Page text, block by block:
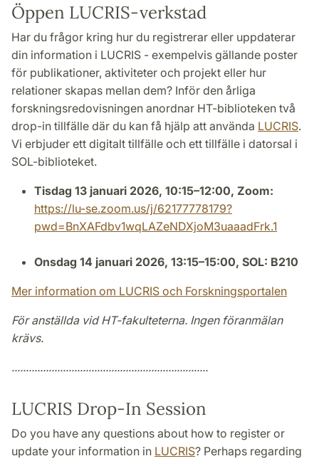
Öppen LUCRIS-verkstad
Har du frågor kring hur du registrerar eller uppdaterar
din information i LUCRIS - exempelvis gällande poster
för publikationer, aktiviteter och projekt eller hur
relationer skapas mellan dem? Inför den årliga
forskningsredovisningen anordnar HT-biblioteken två
drop-in tillfälle där du kan få hjälp att använda LUCRIS.
Vi erbjuder ett digitalt tillfälle och ett tillfälle i datorsal i
SOL-biblioteket.
Tisdag 13 januari 2026, 10:15–12:00, Zoom:
https://lu-se.zoom.us/j/62177778179?
pwd=BnXAFdbv1wqLAZeNDXjoM3uaaadFrk.1
Onsdag 14 januari 2026, 13:15–15:00, SOL: B210
Mer information om LUCRIS och Forskningsportalen
För anställda vid HT-fakulteterna. Ingen föranmälan
krävs.
.....................................................................
LUCRIS Drop-In Session
Do you have any questions about how to register or
update your information in LUCRIS? Perhaps regarding